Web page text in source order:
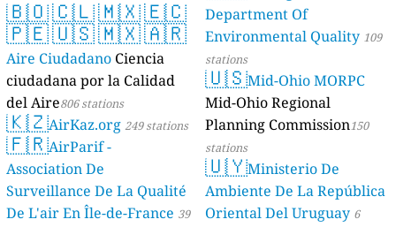
🇧🇴🇨🇱🇲🇽🇪🇨
🇵🇪🇺🇸🇲🇽🇦🇷
Aire Ciudadano Ciencia
ciudadana por la Calidad
del Aire806 stations
🇰🇿AirKaz.org 249 stations
🇫🇷AirParif -
Association De
Surveillance De La Qualité
De L'air En Île-de-France 39
Department Of
Environmental Quality 109
stations
🇺🇸Mid-Ohio MORPC
Mid-Ohio Regional
Planning Commission150
stations
🇺🇾Ministerio De
Ambiente De La República
Oriental Del Uruguay 6